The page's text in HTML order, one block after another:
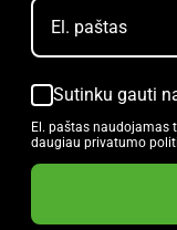
Sutinku gauti
El. paštas naudojamas
daugiau privatumo